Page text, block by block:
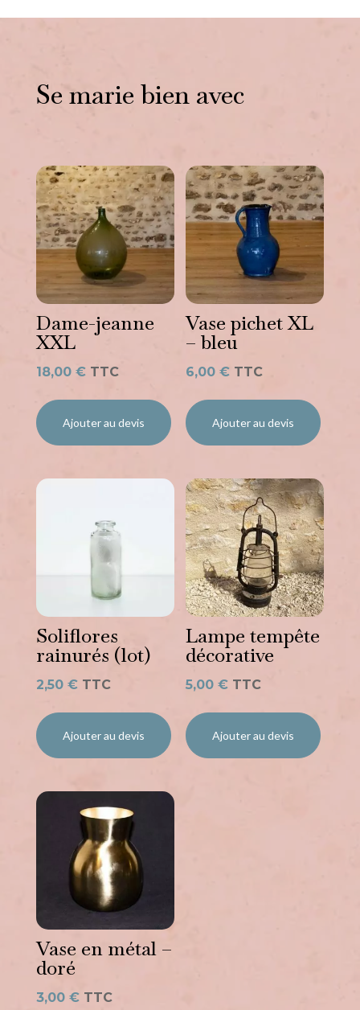
Se marie bien avec
Dame-jeanne
XXL
18,00 € TTC
Ajouter au devis
Vase pichet XL
– bleu
6,00€ TTC
Ajouter au devis
Soliflores
rainurés (lot)
2,50 € TTC
Ajouter au devis
Lampe tempête
décorative
5,00€ TTC
Ajouter au devis
Vase en métal –
doré
3,00 € TTC